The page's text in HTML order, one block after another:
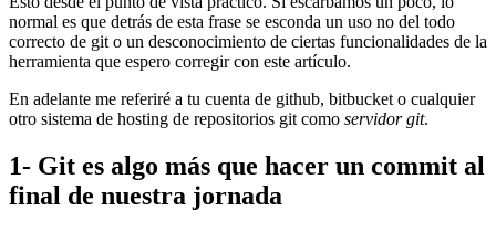
normal es que detrás de esta frase se esconda un uso no del todo
correcto de git o un desconocimiento de ciertas funcionalidades de la
herramienta que espero corregir con este artículo.
En adelante me referiré a tu cuenta de github, bitbucket o cualquier
otro sistema de hosting de repositorios git como servidor git.
1- Git es algo más que hacer un commit al
final de nuestra jornada